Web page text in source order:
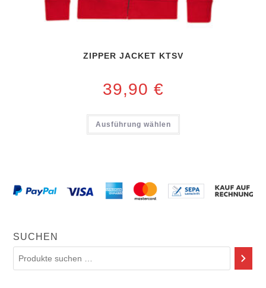
ZIPPER JACKET KTSV
39,90 €
Ausführung wählen
SUCHEN